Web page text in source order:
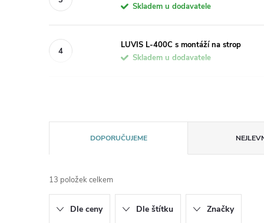
Skladem u dodavatele
LUVIS L-400C s montáží na strop
Skladem u dodavatele
a
z
DOPORUČUJEME
13 položek celkem
Dle ceny Dle štítku Značky